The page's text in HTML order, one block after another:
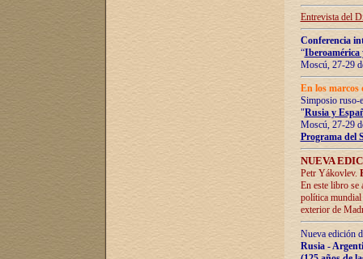
Entrevista del
Conferencia
“Iberoamérica
Moscú, 27-29
En los marcos
Simposio ruso-
"Rusia y
Moscú, 27-29
Programa del
NUEVA
Petr Yákovlev.
En este libro se
política mundial
exterior de
Nueva edición
Rusia -